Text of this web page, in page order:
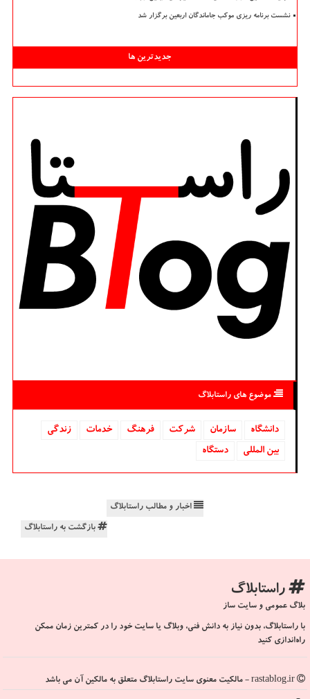
نشست برنامه ریزی موکب جاماندگان اربعین برگزار شد
جدیدترین ها
موضوع های راستابلاگ
دانشگاه‌ سازمان شركت فرهنگ خدمات
زندگی
بین المللی
دستگاه
اخبار و مطالب راستابلاگ
بازگشت به راستابلاگ
راستابلاگ
بلاگ عمومی و سایت ساز
با راستابلاگ، بدون نیاز به دانش فنی، وبلاگ یا سایت خود را در کمترین زمان ممکن
راه‌اندازی کنید